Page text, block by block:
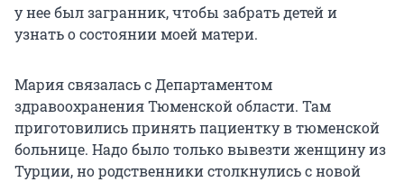
у нее был загранник, чтобы забрать детей и
узнать о состоянии моей матери.
Мария связалась с Департаментом
здравоохранения Тюменской области. Там
приготовились принять пациентку в тюменской
больнице. Надо было только вывезти женщину из
Турции, но родственники столкнулись с новой